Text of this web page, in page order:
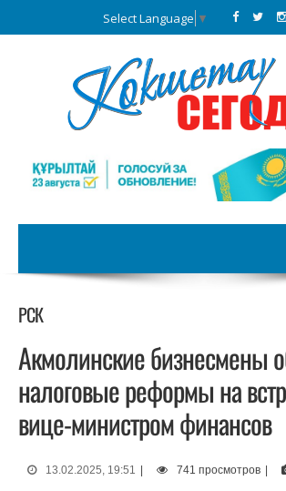
Select Language ▼
РСК
Акмолинские бизнесмены
налоговые реформы на
вице-министром финансов
13.02.2025, 19:51 741 просмотров